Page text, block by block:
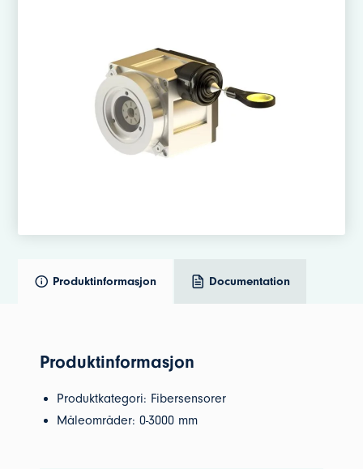
Produktinformasjon Documentation
Produktinformasjon
Produktkategori: Fibersensorer
Måleområder: 0-3000 mm